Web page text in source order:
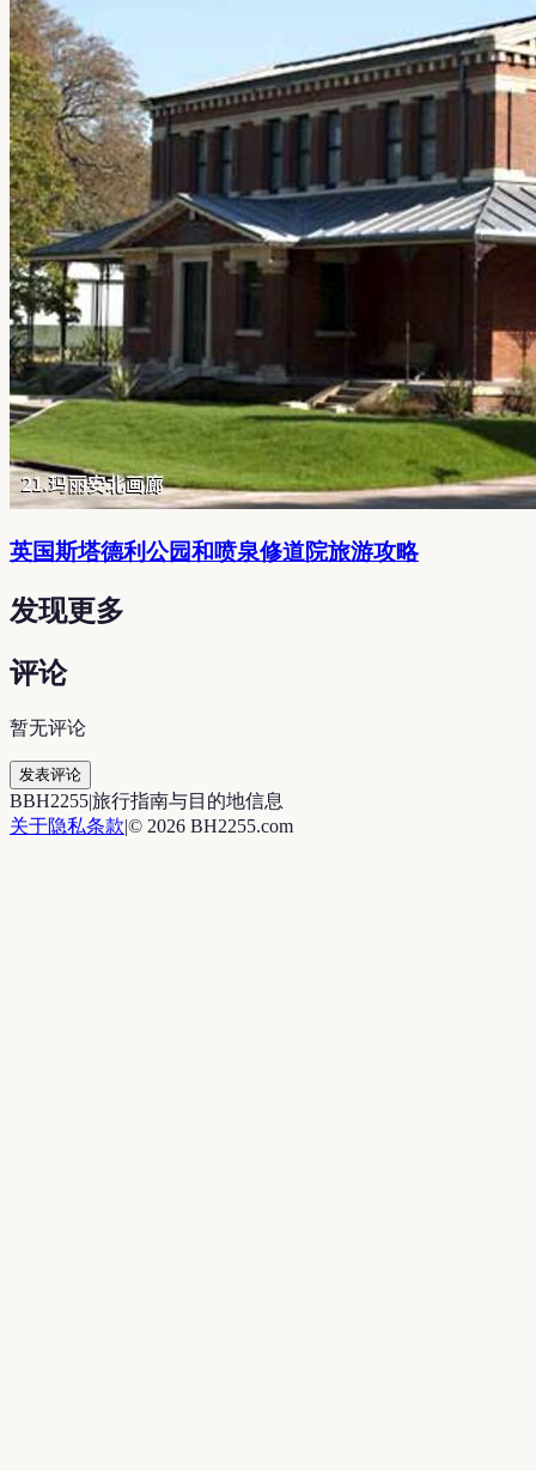
英国斯塔德利公园和喷泉修道院旅游攻略
发现更多
评论
暂无评论
发表评论
BBH2255|旅行指南与目的地信息
关于隐私条款|© 2026 BH2255.com